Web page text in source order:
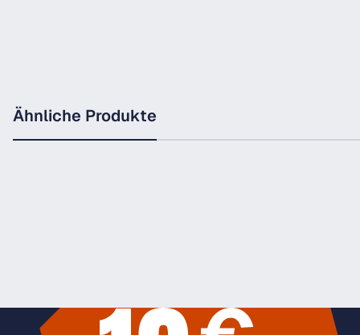
Ähnliche Produkte